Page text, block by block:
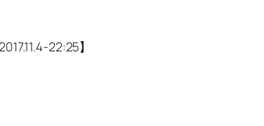
22:25】